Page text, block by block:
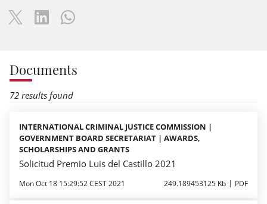
Documents
72 results found
INTERNATIONAL CRIMINAL JUSTICE COMMISSION |
GOVERNMENT BOARD SECRETARIAT | AWARDS,
SCHOLARSHIPS AND GRANTS
Solicitud Premio Luis del Castillo 2021
Mon Oct 18 15:29:52 CEST 2021 249.189453125 Kb PDF